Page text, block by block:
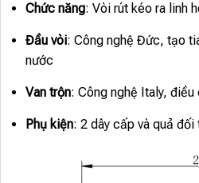
Chức năng: Vòi rút kéo ra linh
Đầu vòi: Công nghệ Đức, tạo
nước
Van trộn: Công nghệ Italy,
Phụ kiện: 2 dây cấp và quả đối